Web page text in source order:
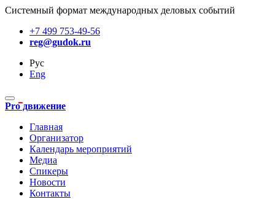
Системный формат международных деловых событий
+7 499 753-49-56
reg@gudok.ru
Рус
Eng
Pro движение
Главная
Организатор
Календарь мероприятий
Медиа
Спикеры
Новости
Контакты